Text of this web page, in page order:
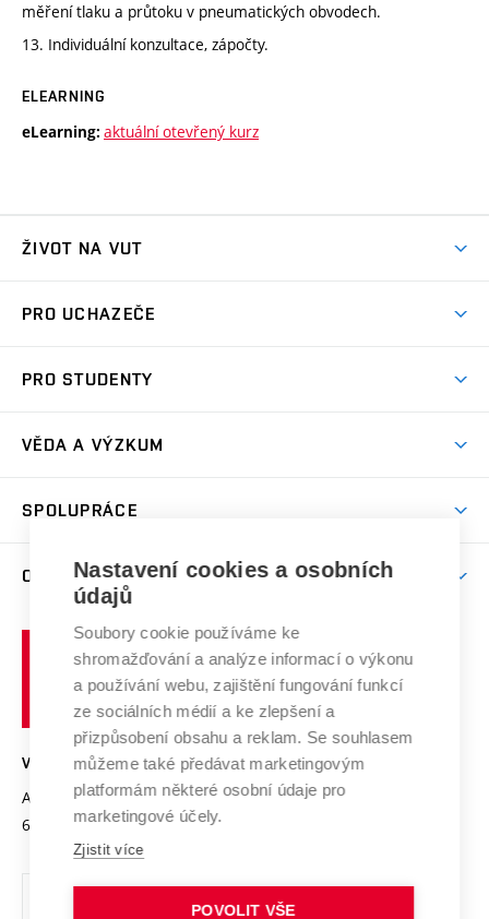
měření tlaku a průtoku v pneumatických obvodech.
13. Individuální konzultace, zápočty.
ELEARNING
eLearning: aktuální otevřený kurz
ŽIVOT NA VUT
Koleje
Sport na VUT
PRO UCHAZEČE
Dny otevřených dveří
Celoživotní vzdělávání
E-přihláška
PRO STUDENTY
Harmonogram akademického roku
Závěrečné práce
Doktorské studium
Zpracování osobních údajů studentů
Sociální bezpečí
Studium bez bariér
Podpora podnikání
VĚDA A VÝZKUM
Mezinárodní vědecká rada
Systém zajišťování kvality výzkumu
Výzkumné infrastruktury
Transfer znalostí
Open Science
Projekty
Projekty ze strukturálních fondů
Specifický výzkum
SPOLUPRÁCE
Zahraniční spolupráce
Spolupráce se školami
Služby univerzity
Mezinárodní dohody
Univerzitní sítě
O UNIVERZITĚ
Profil univerzity
Udržitelná univerzita
Podnikavá univerzita / ContriBUTe
Bezpečná univerzita
Vyznamenání
Organizační struktura
Ochrana osobních údajů
učení
technické
VYSOKÉ UČENÍ TECHNICKÉ V BRNĚ
Antonínská 548/1
602 00 Brno
www.vut.cz
vut@vutbr.cz
Nastavení cookies a osobních
údajů
Soubory cookie používáme ke
shromažďování a analýze informací o výkonu
a používání webu, zajištění fungování funkcí
ze sociálních médií a ke zlepšení a
přizpůsobení obsahu a reklam. Se souhlasem
můžeme také předávat marketingovým
platformám některé osobní údaje pro
marketingové účely.
Zjistit více
POVOLIT VŠE